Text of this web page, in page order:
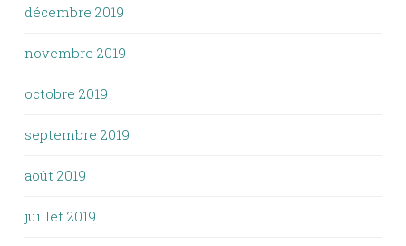
décembre 2019
novembre 2019
octobre 2019
septembre 2019
août 2019
juillet 2019